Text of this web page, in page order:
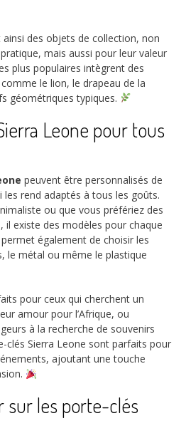
des objets de collection, non
mais aussi pour leur valeur
plus populaires intègrent des
le lion, le drapeau de la
géométriques typiques.
Leone pour tous
peuvent être personnalisés de
rend adaptés à tous les goûts.
ou que vous préfériez des
il existe des modèles pour chaque
également de choisir les
le métal ou même le plastique
pour ceux qui cherchent un
amour pour l’Afrique, ou
à la recherche de souvenirs
clés Sierra Leone sont parfaits pour
ajoutant une touche
sur les porte-clés